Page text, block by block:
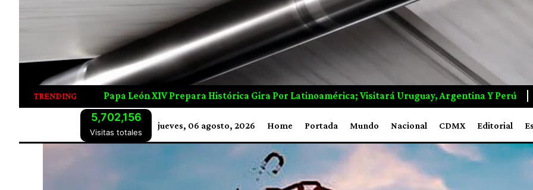
TRENDING
Gira Por Latinoamérica; Visitará Uruguay, Argentina Y Perú Grecia Logra Controlar Incendio Que Devastó
Visitas totales
5,702,156
jueves, 06 agosto, 2026 Home Portada Mundo Nacional CDMX Editorial